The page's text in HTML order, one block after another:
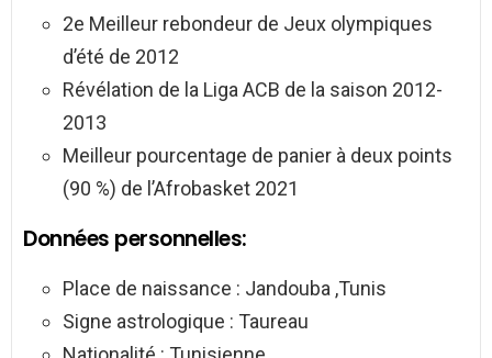
2e Meilleur rebondeur de Jeux olympiques
d’été de 2012
Révélation de la Liga ACB de la saison 2012-
2013
Meilleur pourcentage de panier à deux points
(90 %) de l’Afrobasket 2021
Données personnelles:
Place de naissance : Jandouba ,Tunis
Signe astrologique : Taureau